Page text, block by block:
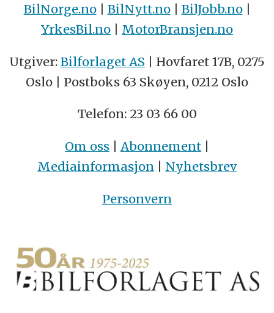
BilNorge.no| BilNytt.no| BilJobb.no|
YrkesBil.no | MotorBransjen.no
Utgiver: Bilforlaget AS | Hovfaret 17B, 0275
Oslo | Postboks 63 Skøyen, 0212 Oslo
Telefon: 23 03 66 00
Om oss Abonnement
Mediainformasjon
Nyhetsbrev
Personvern